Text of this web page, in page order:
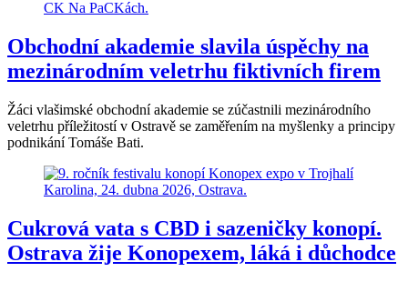
Obchodní akademie slavila úspěchy na
mezinárodním veletrhu fiktivních firem
Žáci vlašimské obchodní akademie se zúčastnili mezinárodního
veletrhu příležitostí v Ostravě se zaměřením na myšlenky a principy
podnikání Tomáše Bati.
Cukrová vata s CBD i sazeničky konopí.
Ostrava žije Konopexem, láká i důchodce